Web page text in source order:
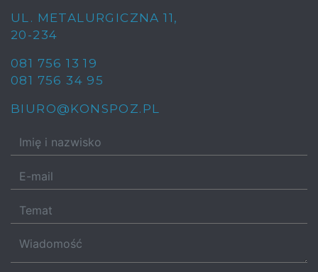
UL. METALURGICZNA 11 ,
20-234
081 756 13 19
081 756 34 95
BIURO@KONSPOZ.PL